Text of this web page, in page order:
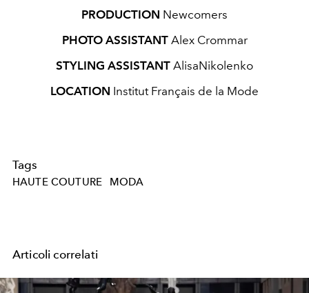
PRODUCTION Newcomers
PHOTO ASSISTANTAlex Crommar
STYLING ASSISTANT AlisaNikolenko
LOCATION Institut Français de la Mode
Tags
HAUTE COUTURE MODA
Articoli correlati